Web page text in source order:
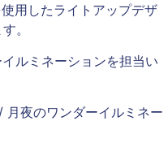
用したライトアップデザ
。
ルミネーションを担当い
夜のワンダーイルミネー